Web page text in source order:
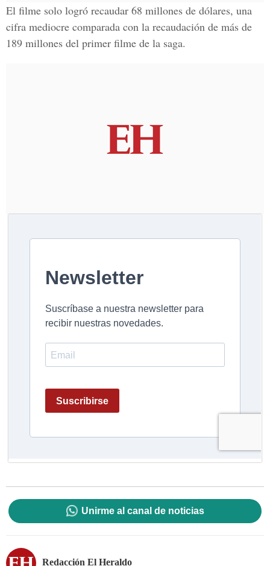
El filme solo logró recaudar 68 millones de dólares, una
cifra mediocre comparada con la recaudación de más de
189 millones del primer filme de la saga.
Unirme al canal de noticias
Redacción El Heraldo